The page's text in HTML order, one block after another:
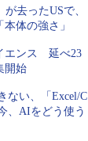
去ったUSで、
体の強さ」
エンス 延べ23
開始
ない、「Excel/C
、AIをどう使う